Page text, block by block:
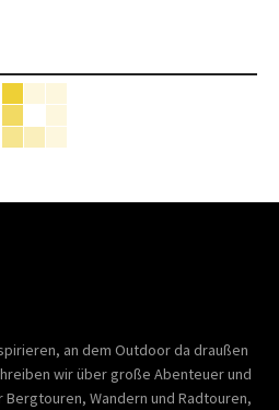
an dem Outdoor da draußen
wir über große Abenteuer und
Wandern und Radtouren,